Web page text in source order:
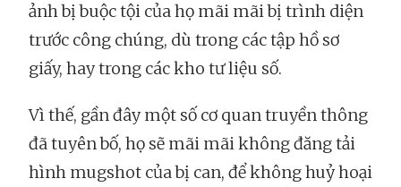
ảnh bị buộc tội của họ mãi mãi bị trình diện
trước công chúng, dù trong các tập hồ sơ
giấy, hay trong các kho tư liệu số.
Vì thế, gần đây một số cơ quan truyền thông
đã tuyên bố, họ sẽ mãi mãi không đăng tải
hình mugshot của bị can, để không huỷ hoại